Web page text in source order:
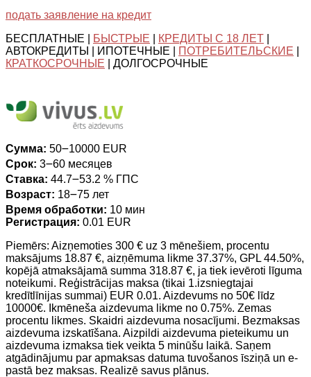
подать заявление на кредит
БЕСПЛАТНЫЕ |
БЫСТРЫЕ КРЕДИТЫ С 18 ЛЕТ
АВТОКРЕДИТЫ | ИПОТЕЧНЫЕ |
ПОТРЕБИТЕЛЬСКИЕ
КРАТКОСРОЧНЫЕ | ДОЛГОСРОЧНЫЕ
Сумма: 50౼10000 EUR
Срок: 3౼60 месяцев
Ставка: 44.7౼53.2 % ГПС
Возраст: 18౼75 лет
Время обработки: 10 мин
Регистрация: 0.01 EUR
Piemērs: Aizņemoties 300 € uz 3 mēnešiem, procentu
maksājums 18.87 €, aizņēmuma likme 37.37%, GPL 44.50%,
kopējā atmaksājamā summa 318.87 €, ja tiek ievēroti līguma
noteikumi. Reģistrācijas maksa (tikai 1.izsniegtajai
kredītlīnijas summai) EUR 0.01. Aizdevums no 50€ līdz
10000€. Ikmēneša aizdevuma likme no 0.75%. Zemas
procentu likmes. Skaidri aizdevuma nosacījumi. Bezmaksas
aizdevuma izskatīšana. Aizpildi aizdevuma pieteikumu un
aizdevuma izmaksa tiek veikta 5 minūšu laikā. Saņem
atgādinājumu par apmaksas datuma tuvošanos īsziņā un e-
pastā bez maksas. Realizē savus plānus.